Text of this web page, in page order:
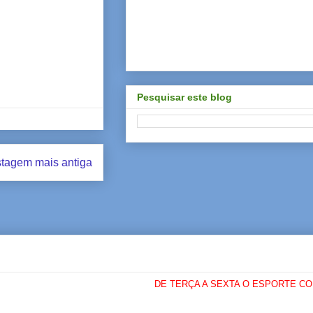
mais antiga
Pesquisar este blog
DE TERÇA A SEXTA O ESPORTE COM